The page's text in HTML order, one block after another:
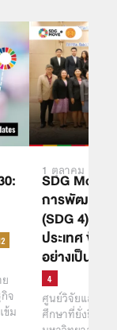
จ
ข้ม
1 ตุลาคม 2025
SDG Move
การพัฒนาที่
(SDG 4) สร้
ประเทศ ขับ
อย่างเป็นรูป
ศูนย์วิจัยและสนั
ศึกษาที่ยั่งยืน